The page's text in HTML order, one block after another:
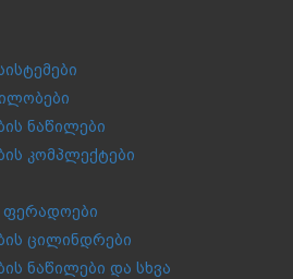
ნაწილები
კომპლექტები
ცილინდრები
ნაწილები და სხვა